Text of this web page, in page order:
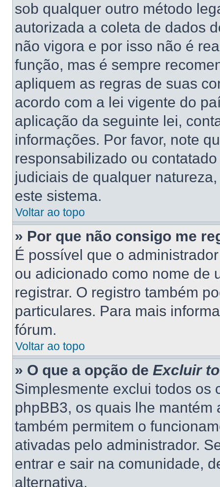
sob qualquer outro método
autorizada a coleta de dados
não vigora e por isso não é
função, mas é sempre
apliquem as regras de suas
acordo com a lei vigente do
aplicação da seguinte lei,
informações. Por favor, note
responsabilizado ou
judiciais de qualquer
este sistema.
Voltar ao topo
» Por que não consigo me
É possível que o
ou adicionado como nome de
registrar. O registro também
particulares. Para mais
fórum.
Voltar ao topo
» O que a opção de Excluir
Simplesmente exclui todos os
phpBB3, os quais lhe
também permitem o
ativadas pelo administrador.
entrar e sair na comunidade,
alternativa.